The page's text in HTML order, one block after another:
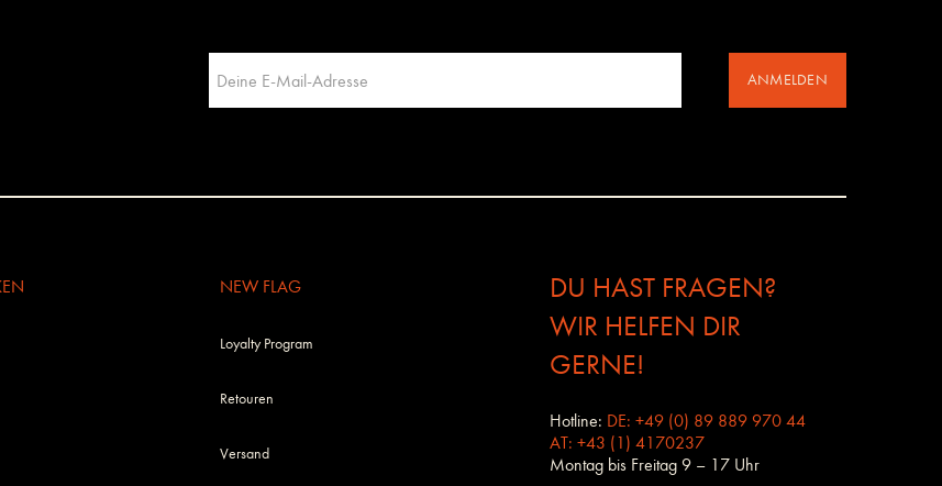
ANMELDEN
NEW FLAG
Loyalty Program
Retouren
Versand
DU HAST FRAGEN?
WIR HELFEN DIR
GERNE!
Hotline: DE: +49 (0) 89 889 970 44
AT: +43 (1) 4170237
Montag bis Freitag 9 – 17 Uhr